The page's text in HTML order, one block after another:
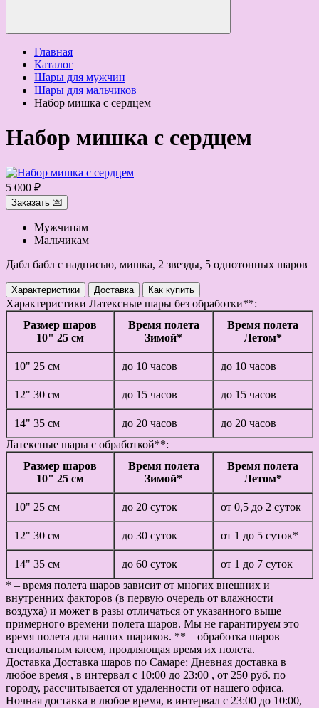
Главная
Каталог
Шары для мужчин
Шары для мальчиков
Набор мишка с сердцем
Набор мишка с сердцем
5 000 ₽
Заказать 💌
Мужчинам
Мальчикам
Дабл бабл с надписью, мишка, 2 звезды, 5 однотонных шаров
Характеристики Доставка Как купить
Характеристики Латексные шары без обработки**:
Размер шаров
10" 25 см
Время полета
Зимой*
Время полета
Летом*
10" 25 см до 10 часов до 10 часов
12" 30 см до 15 часов до 15 часов
14" 35 см до 20 часов
до 20 часов
Латексные шары с обработкой**:
Размер шаров
10" 25 см
Время полета
Зимой*
Время полета
Летом*
10" 25 см до 20 суток от 0,5 до 2 суток
12" 30 см до 30 суток от 1 до 5 суток*
14" 35 см до 60 суток
от 1 до 7 суток
* – время полета шаров зависит от многих внешних и
внутренних факторов (в первую очередь от влажности
воздуха) и может в разы отличаться от указанного выше
примерного времени полета шаров. Мы не гарантируем это
время полета для наших шариков. ** – обработка шаров
специальным клеем, продляющая время их полета.
Доставка Доставка шаров по Самаре: Дневная доставка в
любое время , в интервал с 10:00 до 23:00 , от 250 руб. по
городу, рассчитывается от удаленности от нашего офиса.
Ночная доставка в любое время, в интервал с 23:00 до 10:00,